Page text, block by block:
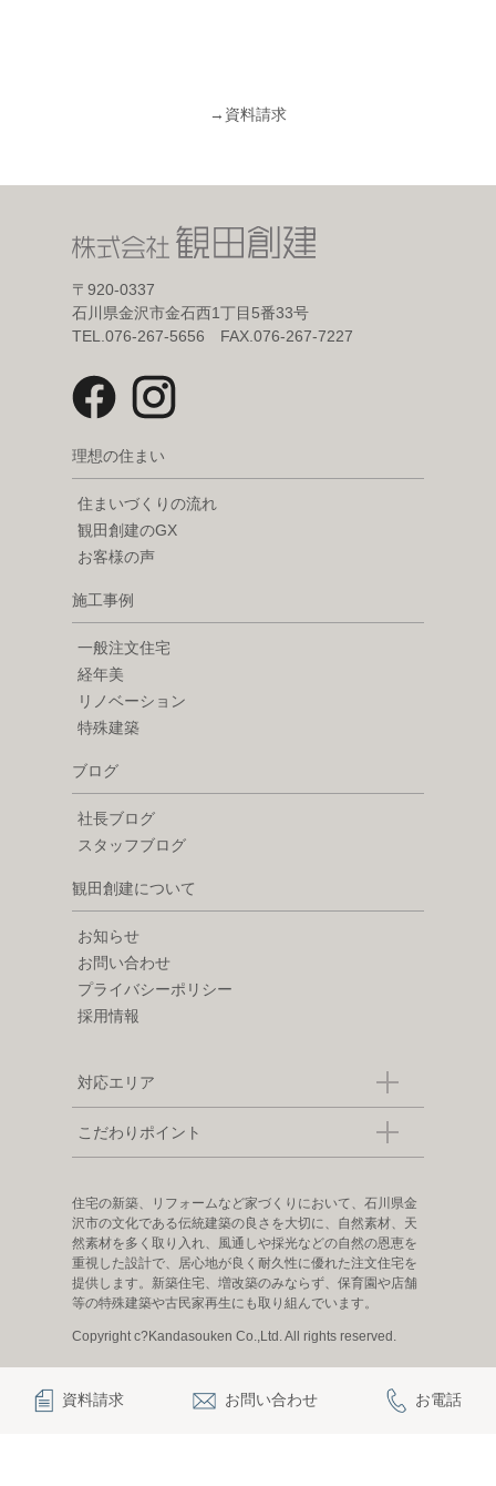
→ 資料請求
〒920-0337
石川県金沢市金石西1丁目5番33号
TEL.076-267-5656 FAX.076-267-7227
理想の住まい
住まいづくりの流れ
観田創建のGX
お客様の声
施工事例
一般注文住宅
経年美
リノベーション
特殊建築
ブログ
社長ブログ
スタッフブログ
観田創建について
お知らせ
お問い合わせ
プライバシーポリシー
採用情報
対応エリア
こだわりポイント
住宅の新築、リフォームなど家づくりにおいて、石川県金
沢市の文化である伝統建築の良さを大切に、自然素材、天
然素材を多く取り入れ、風通しや採光などの自然の恩恵を
重視した設計で、居心地が良く耐久性に優れた注文住宅を
提供します。新築住宅、増改築のみならず、保育園や店舗
等の特殊建築や古民家再生にも取り組んでいます。
Copyright c?Kandasouken Co.,Ltd. All rights reserved.
資料請求 お問い合わせ お電話